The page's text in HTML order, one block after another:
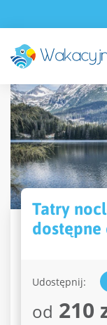
Tatry
Udostępnij:
od 210